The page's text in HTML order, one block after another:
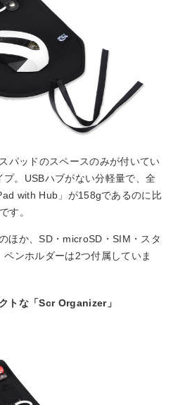
パッドのスペースのみが付いてい
。USBハブがない分軽量で、全
with Hub」が158gであるのに比
す。
ほか、SD・microSD・SIM・スタ
ンホルダーは2つ付属していま
トな「Scr Organizer」